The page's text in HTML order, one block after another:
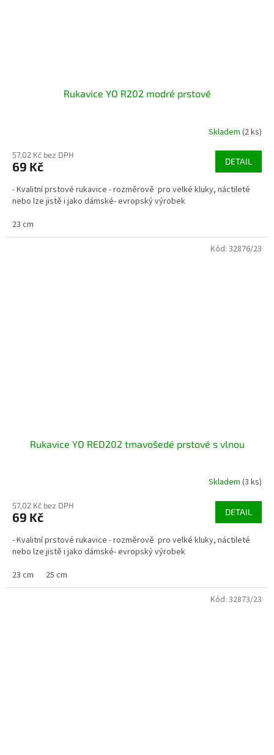
Rukavice YO R202 modré prstové
Skladem (2 ks)
57,02 Kč bez DPH
69 Kč DETAIL
- Kvalitní prstové rukavice - rozměrově pro velké kluky, náctileté
nebo lze jistě i jako dámské- evropský výrobek
23 cm
Rukavice YO RED202 tmavošedé prstové s vlnou
Skladem (3 ks)
57,02 Kč bez DPH
69 Kč DETAIL
- Kvalitní prstové rukavice - rozměrově pro velké kluky, náctileté
nebo lze jistě i jako dámské- evropský výrobek
23 cm
25 cm
Kód: 32876/23
Kód: 32873/23